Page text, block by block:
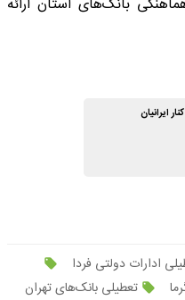
ادارات دولتی فردا
تعطیلی بانک‌های تهران